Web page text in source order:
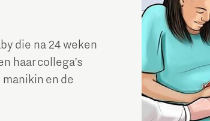
die na 24 weken
haar collega’s
en de